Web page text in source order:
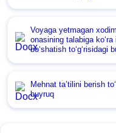
Voyaga yetmagan
onasining talabiga koʻra
boʻshatish toʻgʻrisidagi
Mehnat ta’tilini berish
buyruq